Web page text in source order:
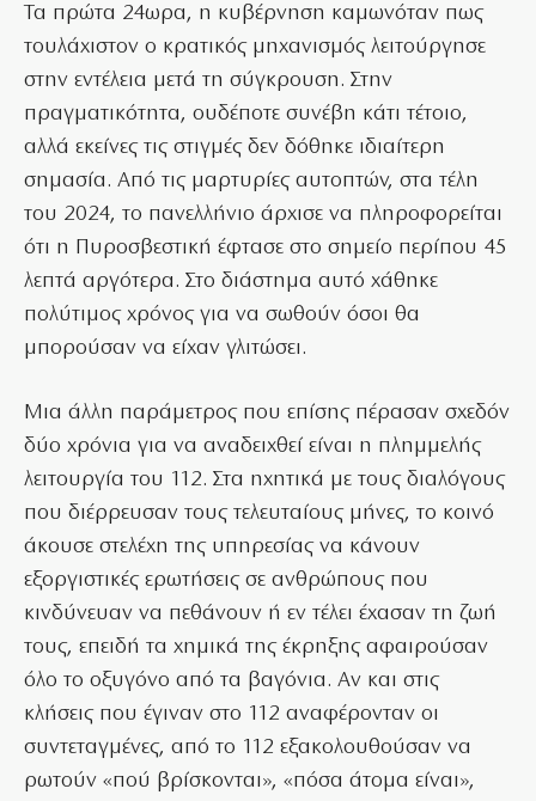
Τα πρώτα 24ωρα, η κυβέρνηση καμωνόταν πως
τουλάχιστον ο κρατικός μηχανισμός λειτούργησε
στην εντέλεια μετά τη σύγκρουση. Στην
πραγματικότητα, ουδέποτε συνέβη κάτι τέτοιο,
αλλά εκείνες τις στιγμές δεν δόθηκε ιδιαίτερη
σημασία. Από τις μαρτυρίες αυτοπτών, στα τέλη
του 2024, το πανελλήνιο άρχισε να πληροφορείται
ότι η Πυροσβεστική έφτασε στο σημείο περίπου 45
λεπτά αργότερα. Στο διάστημα αυτό χάθηκε
πολύτιμος χρόνος για να σωθούν όσοι θα
μπορούσαν να είχαν γλιτώσει.
Μια άλλη παράμετρος που επίσης πέρασαν σχεδόν
δύο χρόνια για να αναδειχθεί είναι η πλημμελής
λειτουργία του 112. Στα ηχητικά με τους διαλόγους
που διέρρευσαν τους τελευταίους μήνες, το κοινό
άκουσε στελέχη της υπηρεσίας να κάνουν
εξοργιστικές ερωτήσεις σε ανθρώπους που
κινδύνευαν να πεθάνουν ή εν τέλει έχασαν τη ζωή
τους, επειδή τα χημικά της έκρηξης αφαιρούσαν
όλο το οξυγόνο από τα βαγόνια. Αν και στις
κλήσεις που έγιναν στο 112 αναφέρονταν οι
συντεταγμένες, από το 112 εξακολουθούσαν να
ρωτούν «πού βρίσκονται», «πόσα άτομα είναι»,